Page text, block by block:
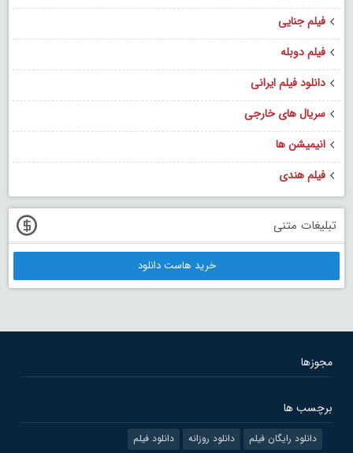
فیلم جنایی
فیلم دوبله
دانلود فیلم ایرانی
سریال های خارجی
انیمیشن ها
فیلم هندی
تبلیغات متنی
خرید هاست دانلود
مجوزها
برچسب ها
دانلود رایگان فیلم دانلود روزانه
دانلود فیلم